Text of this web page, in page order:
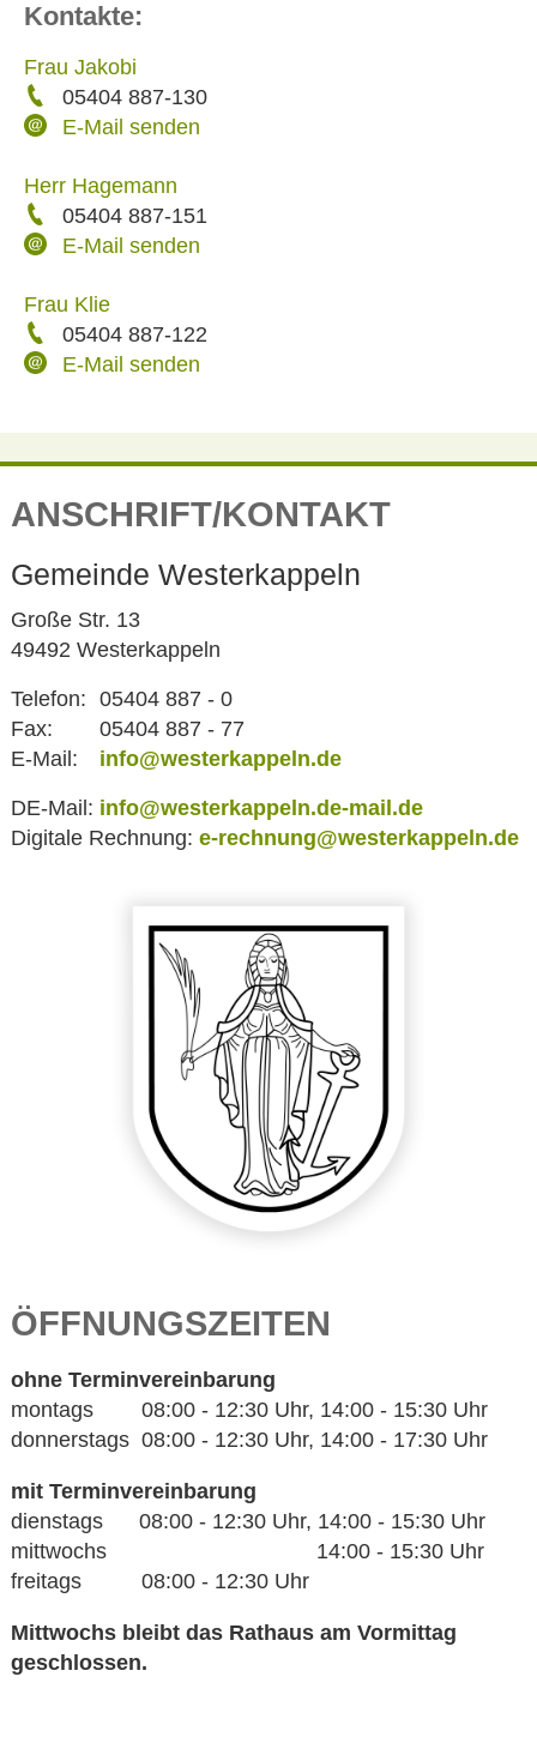
Kontakte:
Frau Jakobi
05404 887-130
E-Mail senden
Herr Hagemann
05404 887-151
E-Mail senden
Frau Klie
05404 887-122
E-Mail senden
ANSCHRIFT/KONTAKT
Gemeinde Westerkappeln
Große Str. 13
49492 Westerkappeln
Telefon: 05404 887 - 0
Fax:
05404 887 - 77
E-Mail:
info@westerkappeln.de
DE-Mail: info@westerkappeln.de-mail.de
Digitale Rechnung: e-rechnung@westerkappeln.de
ÖFFNUNGSZEITEN
ohne Terminvereinbarung
montags 08:00 - 12:30 Uhr, 14:00 - 15:30 Uhr
donnerstags 08:00 - 12:30 Uhr, 14:00 - 17:30 Uhr
mit Terminvereinbarung
dienstags 08:00 - 12:30 Uhr, 14:00 - 15:30 Uhr
mittwochs 14:00 - 15:30 Uhr
freitags 08:00 - 12:30 Uhr
Mittwochs bleibt das Rathaus am Vormittag
geschlossen.